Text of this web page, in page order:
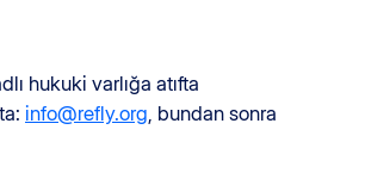
hukuki varlığa atıfta
info@refly.org, bundan sonra